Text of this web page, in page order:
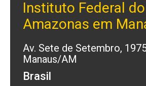
Instituto Federal do
Amazonas em
Av. Sete de Setembro,
Manaus/AM
Brasil